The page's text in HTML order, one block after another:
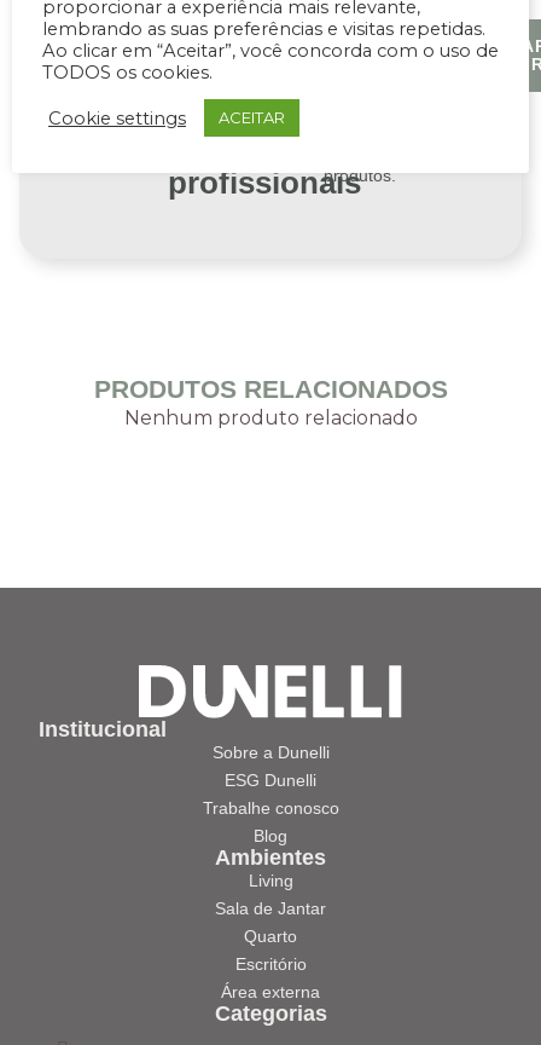
ARQUITETOS E
DESIGNERS
Desbloqueie
recursos
exclusivos
para
profissionais
Faça login ou
produtos.
PRODUTOS RELACIONADOS
Nenhum produto relacionado
Institucional
Sobre a Dunelli
ESG Dunelli
Trabalhe conosco
Blog
Ambientes
Living
Sala de Jantar
Quarto
Escritório
Área externa
Categorias
proporcionar a experiência mais relevante,
lembrando as suas preferências e visitas repetidas.
Ao clicar em “Aceitar”, você concorda com o uso de
TODOS os cookies.
Cookie settings ACEITAR